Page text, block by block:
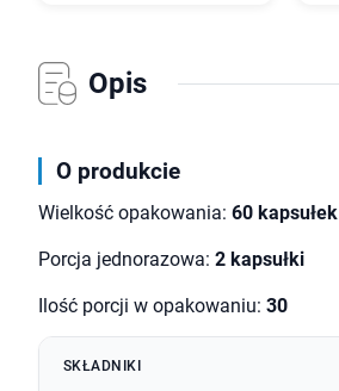
Opis
O produkcie
Wielkość opakowania: 60 kapsułek
Porcja jednorazowa: 2 kapsułki
Ilość porcji w opakowaniu: 30
SKŁADNIKI